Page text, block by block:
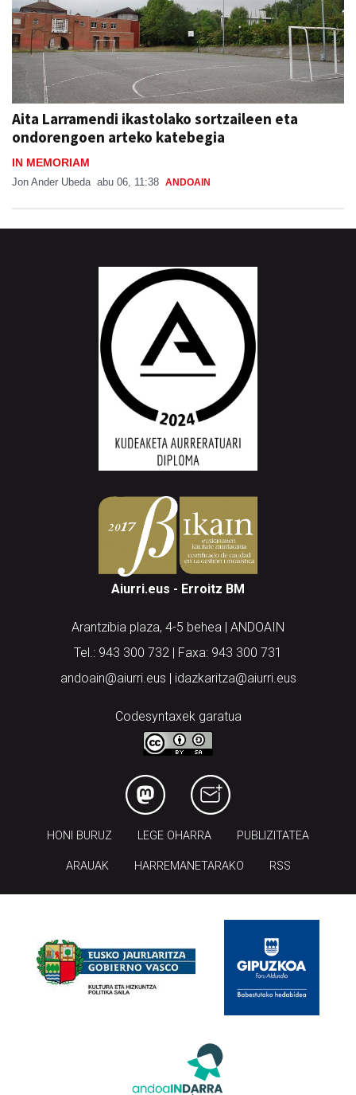
Aita Larramendi ikastolako sortzaileen eta
ondorengoen arteko katebegia
IN MEMORIAM
Jon Ander Ubeda abu 06, 11:38 ANDOAIN
Aiurri.eus - Erroitz BM
Arantzibia plaza, 4-5 behea | ANDOAIN
Tel.: 943 300 732 | Faxa: 943 300 731
andoain@aiurri.eus | idazkaritza@aiurri.eus
Codesyntaxek garatua
HONI BURUZ LEGE OHARRA PUBLIZITATEA
ARAUAK HARREMANETARAKO RSS